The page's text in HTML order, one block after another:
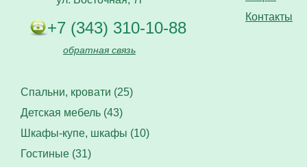
Контакты
+7 (343) 310-10-88
обратная связь
Спальни, кровати (25)
Детская мебель (43)
Шкафы-купе, шкафы (10)
Гостиные (31)